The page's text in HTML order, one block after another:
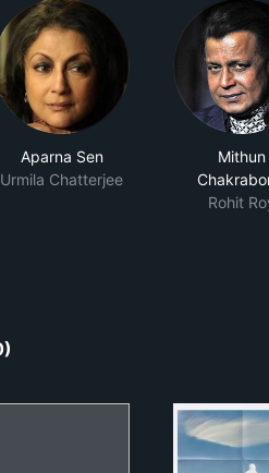
Aparna Sen
Urmila Chatterjee
Mithun
Rohit